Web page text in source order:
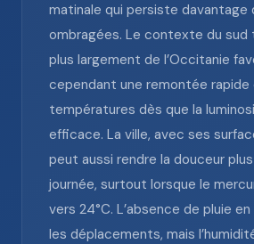
matinale qui persiste davantage
ombragées. Le contexte du sud
plus largement de l’Occitanie
cependant une remontée rapide
températures dès que la
efficace. La ville, avec ses
peut aussi rendre la douceur
journée, surtout lorsque le
vers 24°C. L’absence de pluie
les déplacements, mais